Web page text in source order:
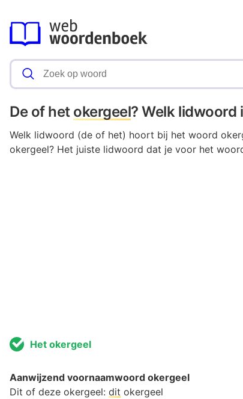
De of het okergeel? Welk lidwoord
Welk lidwoord (de of het) hoort bij het woord
okergeel? Het juiste lidwoord dat je voor het
Het okergeel
Aanwijzend voornaamwoord okergeel
Dit of deze okergeel: dit okergeel